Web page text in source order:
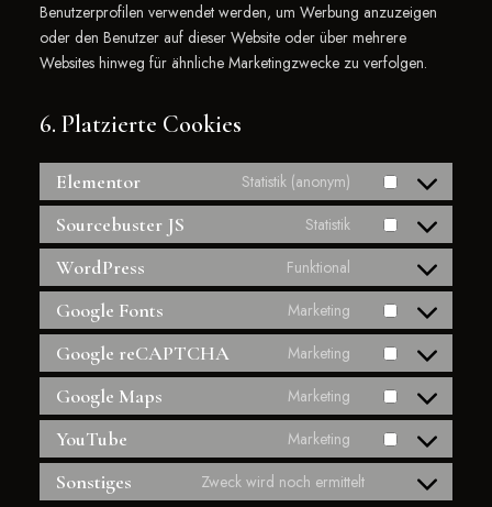
Benutzerprofilen verwendet werden, um Werbung anzuzeigen
oder den Benutzer auf dieser Website oder über mehrere
Websites hinweg für ähnliche Marketingzwecke zu verfolgen.
6. Platzierte Cookies
Elementor Statistik (anonym)
Sourcebuster JS Statistik
WordPress Funktional
Google Fonts Marketing
Google reCAPTCHA Marketing
Google Maps Marketing
YouTube Marketing
Sonstiges Zweck wird noch ermittelt